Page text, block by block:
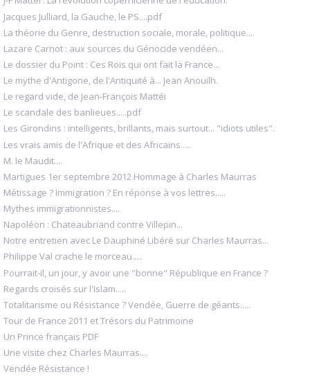
Jacques Julliard, la Gauche, le PS....pdf
La théorie du Genre, destruction sociale, morale, politique....
Lazare Carnot : aux sources du Génocide vendéen...
Le dossier du Point : Ces Rois qui ont fait la France...
Le mythe d'Antigone, de l'Antiquité à... Jean Anouilh.
Le regard vide, de Jean-François Mattéi
Le scandale des banlieues.....pdf
Les Girondins : intelligents, brillants, mais surtout... "idiots utiles".
Les vrais amis de l'Afrique et des Africains.....
M. le Maudit....
Martigues 1er septembre 2012 Hommage à Charles Maurras
Métissage ? Immigration ? En réponse à vos lettres.....
Mythes immigrationnistes....
Napoléon : Chateaubriand contre Villepin...
Notre entretien avec Le Dauphiné Libéré sur Charles Maurras...
Philippe Val crache le morceau.....
Pourrait-il, un jour, y avoir une "bonne" République en France ?
Regards croisés sur l'Islam.....
Totalitarisme ou Résistance ? Vendée, Guerre de géants.....
Tour de France 2011 et Trésors du Patrimoine
Un Prince français PDF
Une visite chez Charles Maurras....
Vendée Résistance !